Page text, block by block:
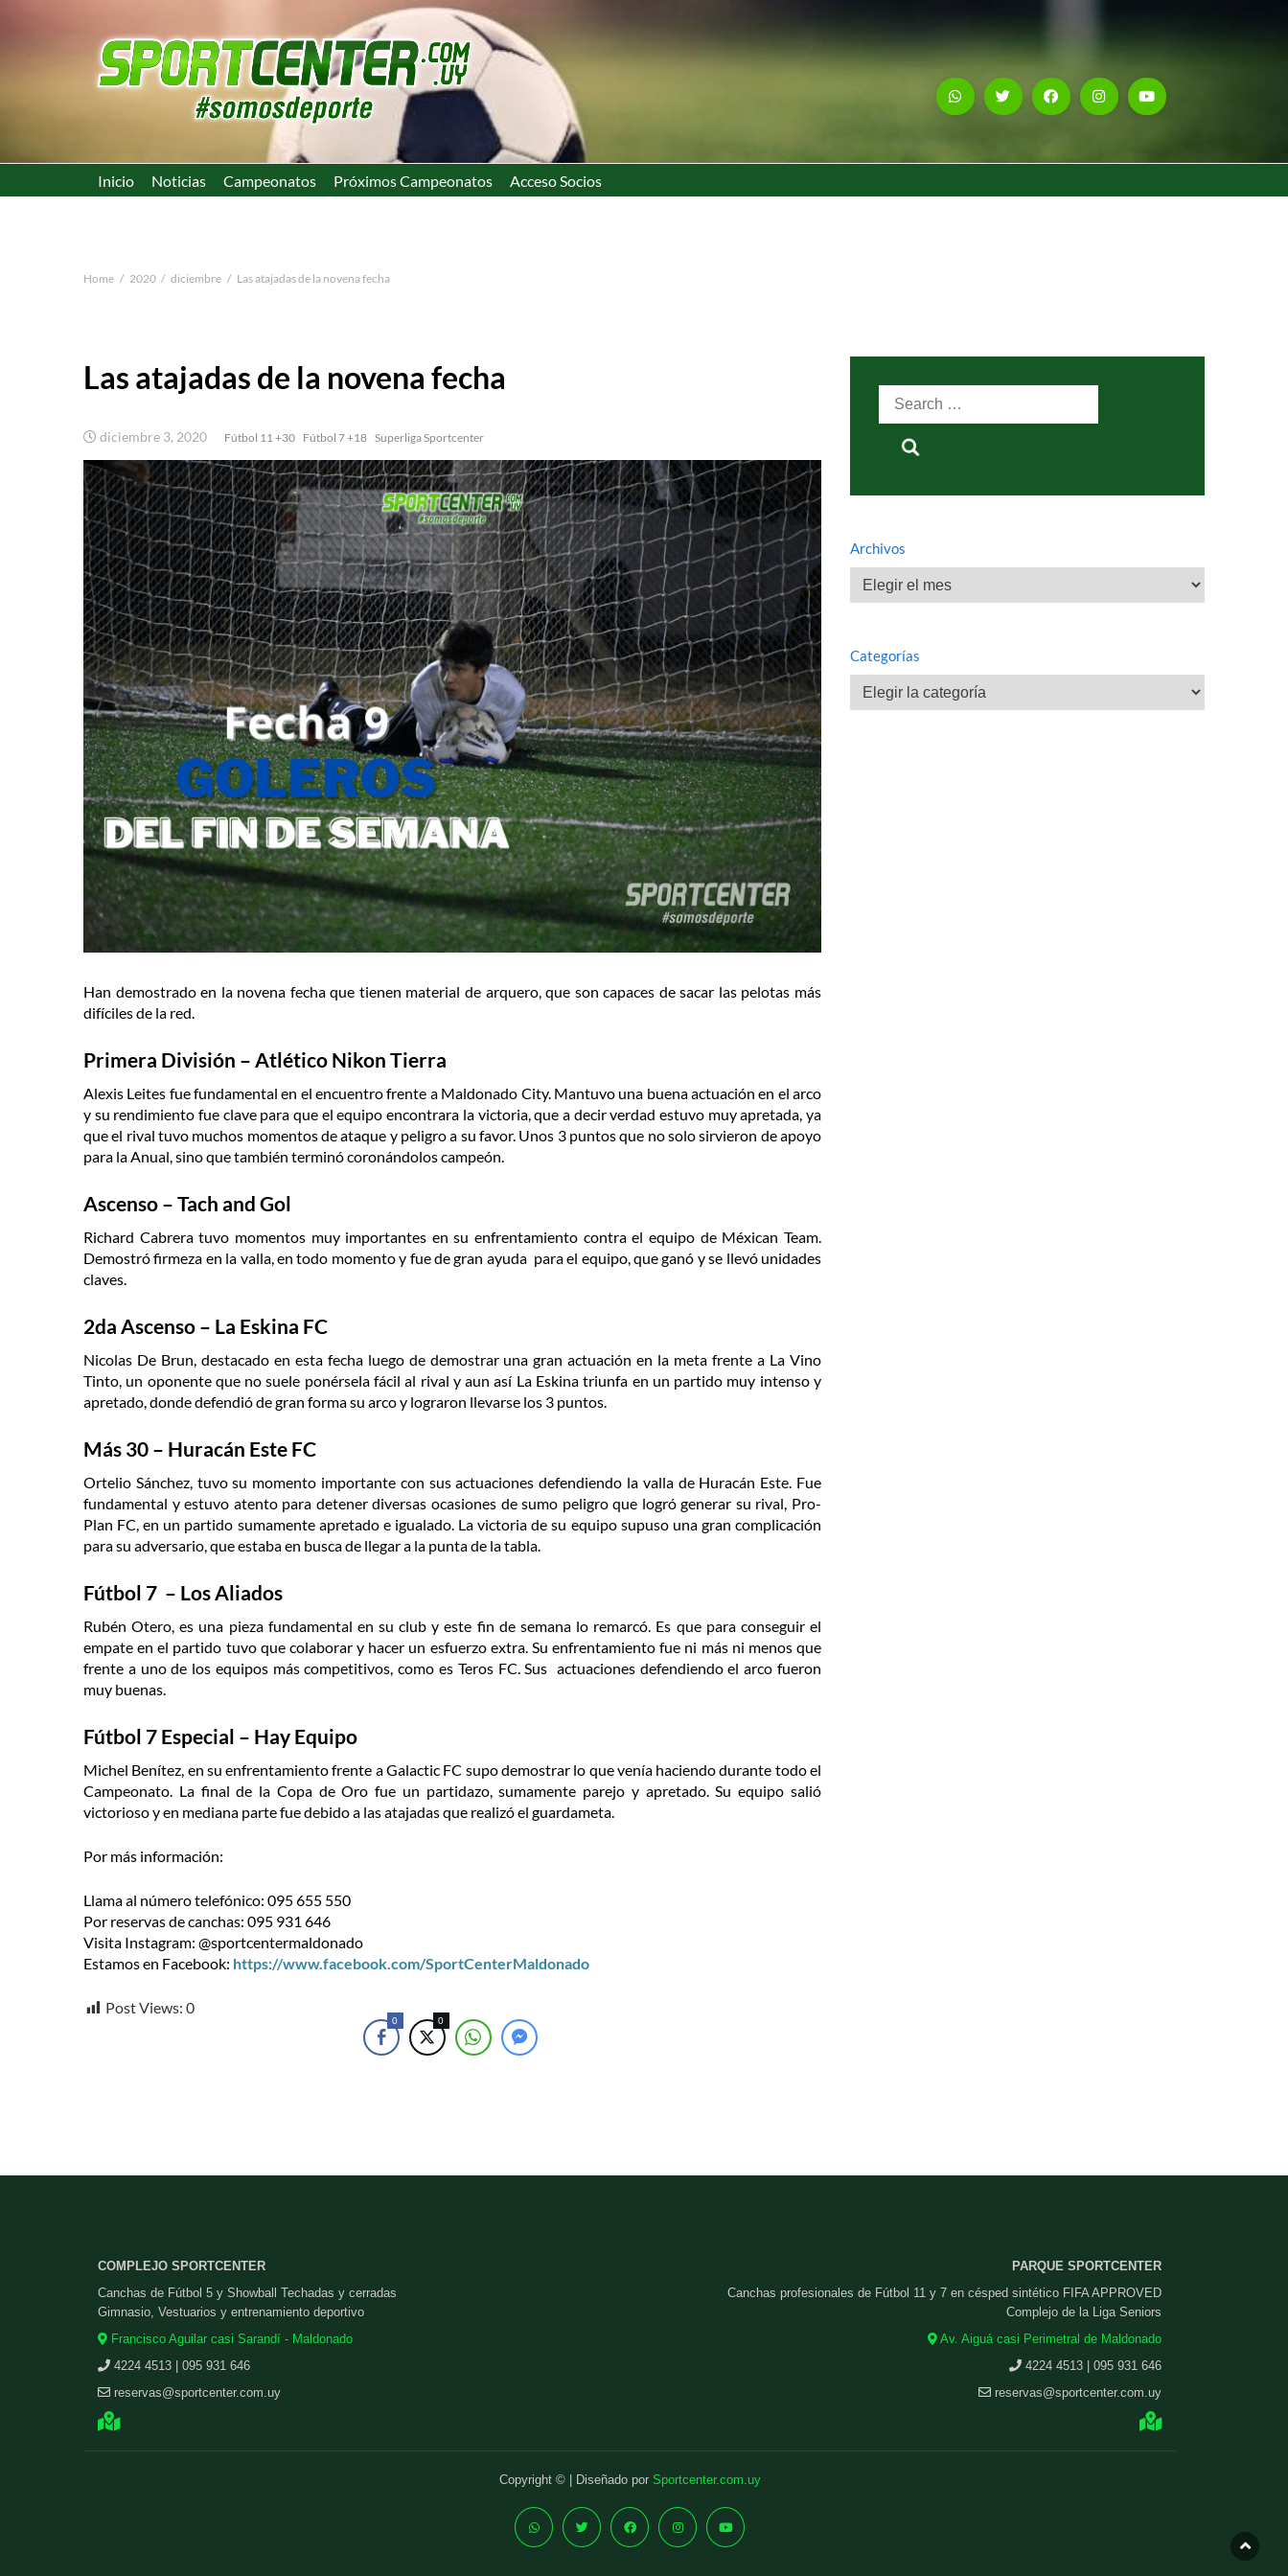
Inicio Noticias Campeonatos Próximos Campeonatos Acceso Socios
Home 2020 diciembre Las atajadas de la novena fecha
Las atajadas de la novena fecha
diciembre 3, 2020 Fútbol 11 +30 Fútbol 7 +18 Superliga Sportcenter
Han demostrado en la novena fecha que tienen material de arquero, que son capaces de sacar las pelotas más
difíciles de la red.
Primera División – Atlético Nikon Tierra
Alexis Leites fue fundamental en el encuentro frente a Maldonado City. Mantuvo una buena actuación en el arco
y su rendimiento fue clave para que el equipo encontrara la victoria, que a decir verdad estuvo muy apretada, ya
que el rival tuvo muchos momentos de ataque y peligro a su favor. Unos 3 puntos que no solo sirvieron de apoyo
para la Anual, sino que también terminó coronándolos campeón.
Ascenso – Tach and Gol
Richard Cabrera tuvo momentos muy importantes en su enfrentamiento contra el equipo de Méxican Team.
Demostró firmeza en la valla, en todo momento y fue de gran ayuda para el equipo, que ganó y se llevó unidades
claves.
2da Ascenso – La Eskina FC
Nicolas De Brun, destacado en esta fecha luego de demostrar una gran actuación en la meta frente a La Vino
Tinto, un oponente que no suele ponérsela fácil al rival y aun así La Eskina triunfa en un partido muy intenso y
apretado, donde defendió de gran forma su arco y lograron llevarse los 3 puntos.
Más 30 – Huracán Este FC
Ortelio Sánchez, tuvo su momento importante con sus actuaciones defendiendo la valla de Huracán Este. Fue
fundamental y estuvo atento para detener diversas ocasiones de sumo peligro que logró generar su rival, Pro-
Plan FC, en un partido sumamente apretado e igualado. La victoria de su equipo supuso una gran complicación
para su adversario, que estaba en busca de llegar a la punta de la tabla.
Fútbol 7 – Los Aliados
Rubén Otero, es una pieza fundamental en su club y este fin de semana lo remarcó. Es que para conseguir el
empate en el partido tuvo que colaborar y hacer un esfuerzo extra. Su enfrentamiento fue ni más ni menos que
frente a uno de los equipos más competitivos, como es Teros FC. Sus actuaciones defendiendo el arco fueron
muy buenas.
Fútbol 7 Especial – Hay Equipo
Michel Benítez, en su enfrentamiento frente a Galactic FC supo demostrar lo que venía haciendo durante todo el
Campeonato. La final de la Copa de Oro fue un partidazo, sumamente parejo y apretado. Su equipo salió
victorioso y en mediana parte fue debido a las atajadas que realizó el guardameta.
Por más información:
Llama al número telefónico: 095 655 550
Por reservas de canchas: 095 931 646
Visita Instagram: @sportcentermaldonado
Estamos en Facebook: https://www.facebook.com/SportCenterMaldonado
Post Views: 0
0 0
Search
for:
Archivos
Archivos
Categorías
Categorías
COMPLEJO SPORTCENTER
Canchas de Fútbol 5 y Showball Techadas y cerradas
Gimnasio, Vestuarios y entrenamiento deportivo
Francisco Aguilar casi Sarandí - Maldonado
4224 4513 | 095 931 646
reservas@sportcenter.com.uy
PARQUE SPORTCENTER
Canchas profesionales de Fútbol 11 y 7 en césped sintético FIFA APPROVED
Complejo de la Liga Seniors
Av. Aiguá casi Perimetral de Maldonado
4224 4513 | 095 931 646
reservas@sportcenter.com.uy
Copyright © | Diseñado por Sportcenter.com.uy